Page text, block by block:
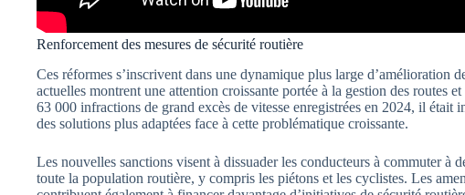
Renforcement des mesures de sécurité routière
Ces réformes s’inscrivent dans une dynamique plus large d’amélioration
actuelles montrent une attention croissante portée à la gestion des routes
63 000 infractions de grand excès de vitesse enregistrées en 2024, il était
des solutions plus adaptées face à cette problématique croissante.
Les nouvelles sanctions visent à dissuader les conducteurs à commuter à
toute la population routière, y compris les piétons et les cyclistes. Les